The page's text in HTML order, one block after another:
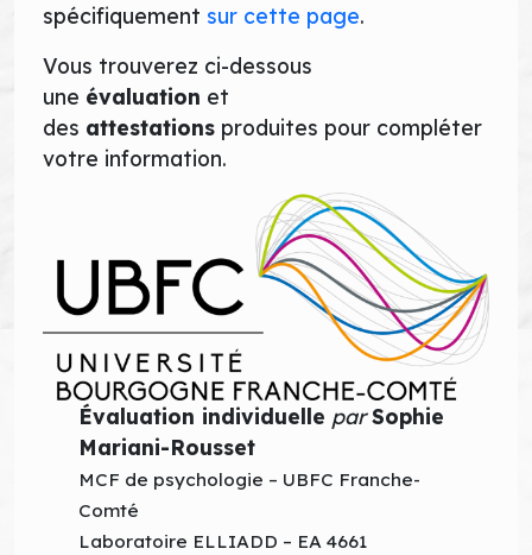
spécifiquement sur cette page.
Vous trouverez ci-dessous
une évaluation et
des attestations produites pour compléter
votre information.
Évaluation individuelle par Sophie
Mariani-Rousset
MCF de psychologie – UBFC Franche-
Comté
Laboratoire ELLIADD – EA 4661